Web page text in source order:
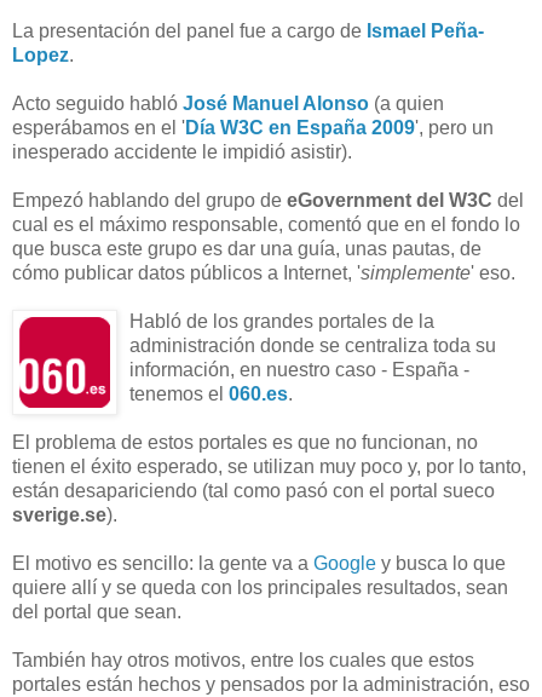
La presentación del panel fue a cargo de Ismael Peña-
Lopez.
Acto seguido habló José Manuel Alonso (a quien
esperábamos en el 'Día W3C en España 2009', pero un
inesperado accidente le impidió asistir).
Empezó hablando del grupo de eGovernment del W3C del
cual es el máximo responsable, comentó que en el fondo lo
que busca este grupo es dar una guía, unas pautas, de
cómo publicar datos públicos a Internet, 'simplemente' eso.
Habló de los grandes portales de la
administración donde se centraliza toda su
información, en nuestro caso - España -
tenemos el 060.es.
El problema de estos portales es que no funcionan, no
tienen el éxito esperado, se utilizan muy poco y, por lo tanto,
están desapariciendo (tal como pasó con el portal sueco
sverige.se).
El motivo es sencillo: la gente va a Google y busca lo que
quiere allí y se queda con los principales resultados, sean
del portal que sean.
También hay otros motivos, entre los cuales que estos
portales están hechos y pensados por la administración, eso